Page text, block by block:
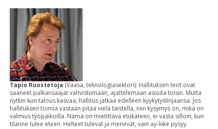
Tapio Ruostetoja (Vaasa, teknologiasektori): Hallituksen teot ovat
saaneet palkansaajat vahvistumaan, ajattelemaan asioita toisin. Mutta
nytkin kun talous kasvaa, hallitus jatkaa edelleen kyykytyslinjaansa. Jos
hallituksen toimia vastaan pitää vielä taistella, niin kysymys on, mikä on
valmius työpaikoilla. Nämä on mietittävä etukäteen, ei vasta silloin, kun
tilanne tulee eteen. Helteet tulevat ja menevät, vain ay-liike pysyy.